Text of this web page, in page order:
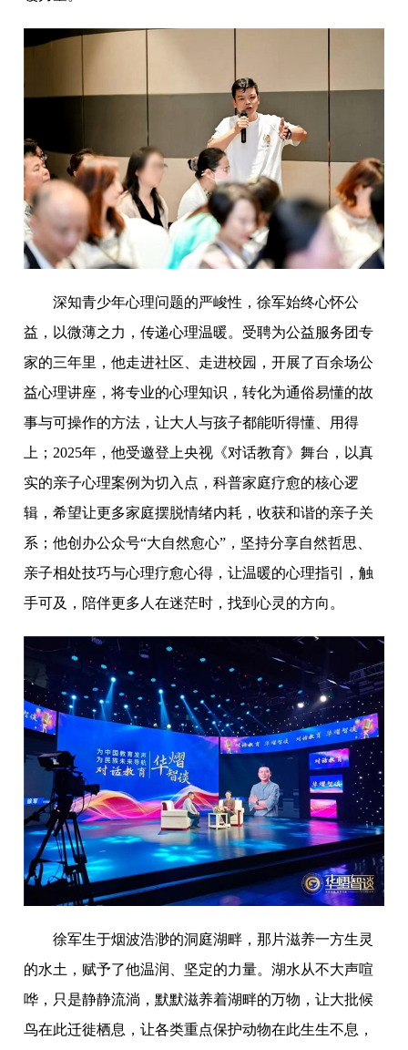
深知青少年心理问题的严峻性，徐军始终心怀公
益，以微薄之力，传递心理温暖。受聘为公益服务团专
家的三年里，他走进社区、走进校园，开展了百余场公
益心理讲座，将专业的心理知识，转化为通俗易懂的故
事与可操作的方法，让大人与孩子都能听得懂、用得
上；2025年，他受邀登上央视《对话教育》舞台，以真
实的亲子心理案例为切入点，科普家庭疗愈的核心逻
辑，希望让更多家庭摆脱情绪内耗，收获和谐的亲子关
系；他创办公众号“大自然愈心”，坚持分享自然哲思、
亲子相处技巧与心理疗愈心得，让温暖的心理指引，触
手可及，陪伴更多人在迷茫时，找到心灵的方向。
徐军生于烟波浩渺的洞庭湖畔，那片滋养一方生灵
的水土，赋予了他温润、坚定的力量。湖水从不大声喧
哗，只是静静流淌，默默滋养着湖畔的万物，让大批候
鸟在此迁徙栖息，让各类重点保护动物在此生生不息，